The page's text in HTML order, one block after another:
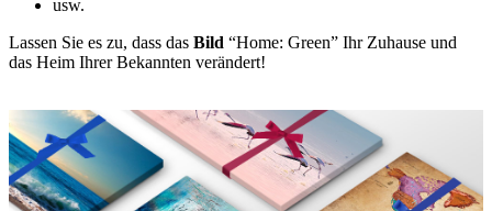
usw.
Lassen Sie es zu, dass das Bild “Home: Green” Ihr Zuhause und
das Heim Ihrer Bekannten verändert!